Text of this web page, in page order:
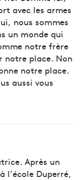
avec les armes
nous sommes
un monde qui
notre frère
notre place. Non
notre place.
aussi vous
Après un
l’école Duperré,